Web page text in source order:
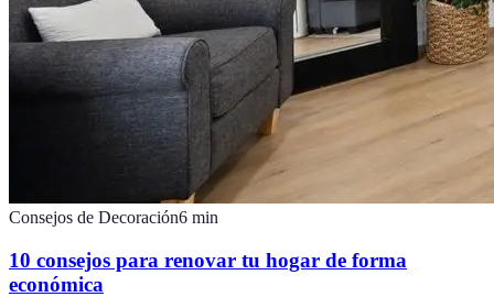
Consejos de Decoración6 min
10 consejos para renovar tu hogar de forma
económica